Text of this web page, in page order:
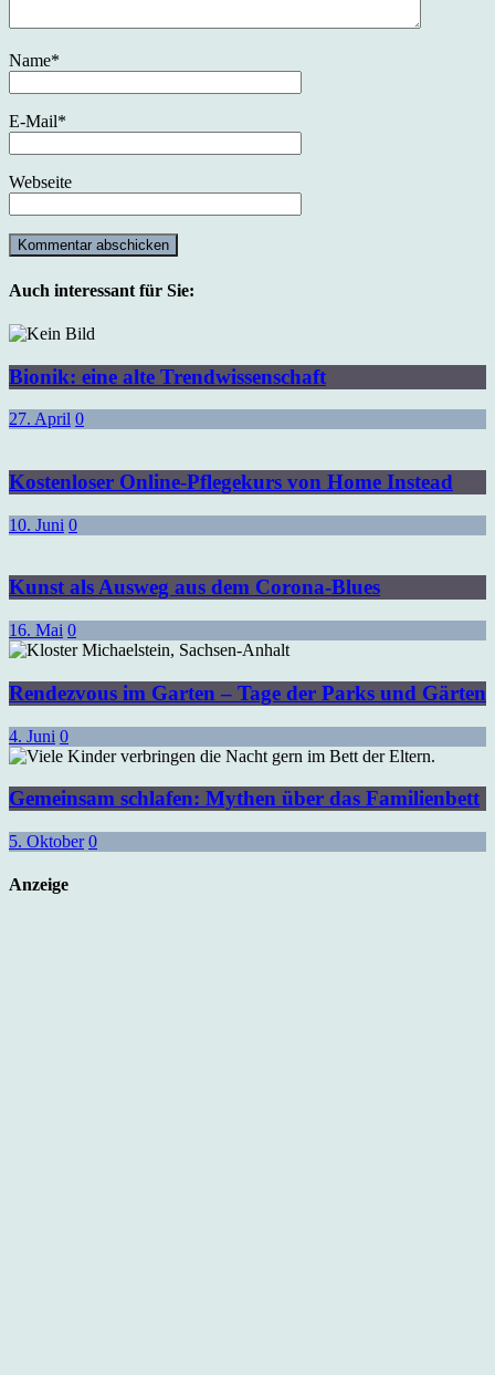
Name*
E-Mail*
Webseite
Auch interessant für Sie:
Bionik: eine alte Trendwissenschaft
27. April 0
Kostenloser Online-Pflegekurs von Home Instead
10. Juni 0
Kunst als Ausweg aus dem Corona-Blues
16. Mai 0
Rendezvous im Garten – Tage der Parks und Gärten
4. Juni 0
Gemeinsam schlafen: Mythen über das Familienbett
5. Oktober 0
Anzeige